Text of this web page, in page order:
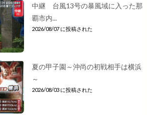
中継 台風13号の暴風域に入った那
覇市内...
2026/08/07 に投稿された
夏の甲子園～沖尚の初戦相手は横浜
～
2026/08/03 に投稿された